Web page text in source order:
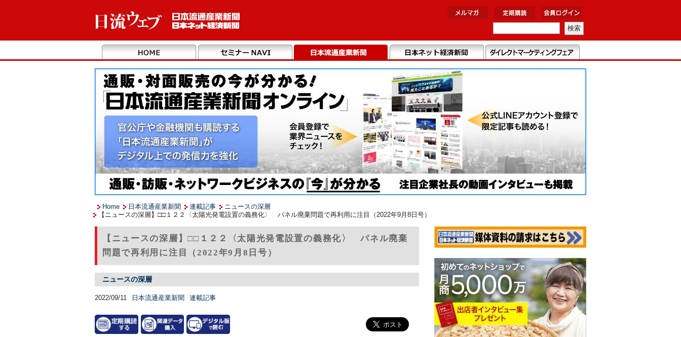
Home 日本流通産業新聞 連載記事
ニュースの深層
【ニュースの深層】□□１２２〈太陽光発電設置の義務化〉 パネル廃棄問題で再利用に注目（2022年9月8日号）
【ニュースの深層】□□１２２〈太陽光発電設置の義務化〉 パネル廃棄
問題で再利用に注目（2022年9月8日号）
ニュースの深層
2022/09/11 日本流通産業新聞 連載記事